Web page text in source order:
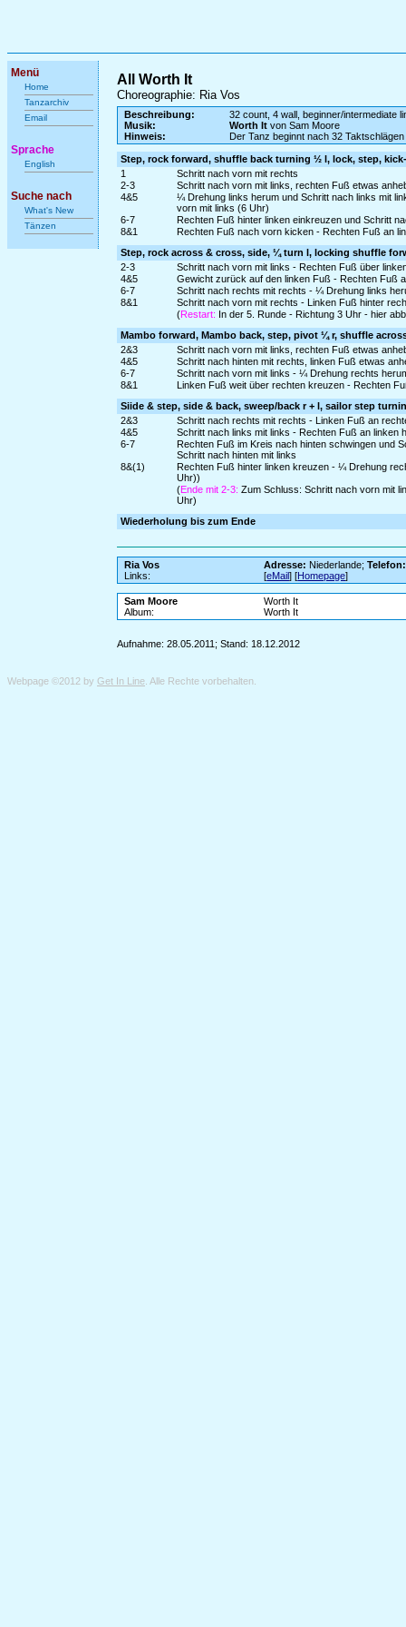
Menü
Home
Tanzarchiv
Email
Sprache
English
Suche nach
What's New
Tänzen
All Worth It
Choreographie: Ria Vos
Beschreibung:
32 count, 4 wall, beginner/intermediate
Musik:
Worth Itvon Sam Moore
Hinweis:
Der Tanz beginnt nach 32 Taktschlägen
Step, rock forward, shuffle back turning ½ l, lock, step,
1
Schritt nach vorn mit rechts
2-3
Schritt nach vorn mit links, rechten Fuß etwas
4&5
¼ Drehung links herum und Schritt nach links mit
vorn mit links (6 Uhr)
6-7
Rechten Fuß hinter linken einkreuzen und Schritt
8&1
Rechten Fuß nach vorn kicken - Rechten Fuß an
Step, rock across & cross, side, ¼ turn l, locking shuffle
2-3
Schritt nach vorn mit links - Rechten Fuß über
4&5
Gewicht zurück auf den linken Fuß - Rechten Fuß
6-7
Schritt nach rechts mit rechts - ¼ Drehung links
8&1
Schritt nach vorn mit rechts - Linken Fuß hinter
(Restart: In der 5. Runde - Richtung 3 Uhr - hier
Mambo forward, Mambo back, step, pivot ¼ r, shuffle
2&3
Schritt nach vorn mit links, rechten Fuß etwas
4&5
Schritt nach hinten mit rechts, linken Fuß etwas
6-7
Schritt nach vorn mit links - ¼ Drehung rechts
8&1
Linken Fuß weit über rechten kreuzen - Rechten
Siide & step, side & back, sweep/back r + l, sailor step
2&3
Schritt nach rechts mit rechts - Linken Fuß an
4&5
Schritt nach links mit links - Rechten Fuß an linken
6-7
Rechten Fuß im Kreis nach hinten schwingen und
Schritt nach hinten mit links
8&(1)
Rechten Fuß hinter linken kreuzen - ¼ Drehung
Uhr))
(Ende mit 2-3: Zum Schluss: Schritt nach vorn mit
Uhr)
Wiederholung bis zum Ende
Ria Vos Adresse: Niederlande;Telefon:
Links:
[eMail] [Homepage]
Sam Moore
Worth It
Album:
Worth It
Aufnahme: 28.05.2011; Stand: 18.12.2012
Webpage ©2012 by Get In Line . Alle Rechte vorbehalten.